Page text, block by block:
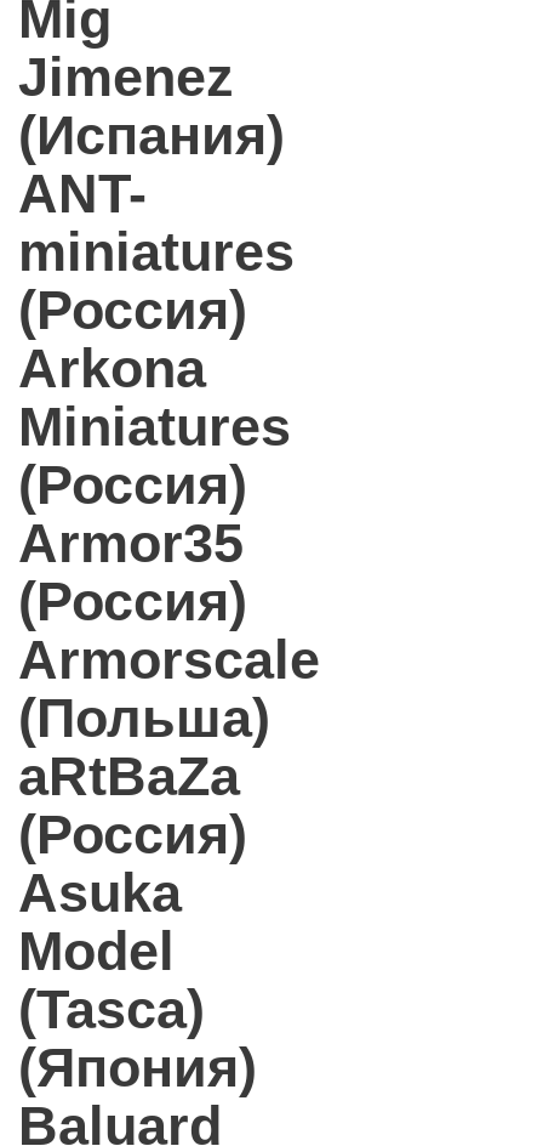
Mig
Jimenez
(Испания)
ANT-
miniatures
(Россия)
Arkona
Miniatures
(Россия)
Armor35
(Россия)
Armorscale
(Польша)
aRtBaZa
(Россия)
Asuka
Model
(Tasca)
(Япония)
Baluard